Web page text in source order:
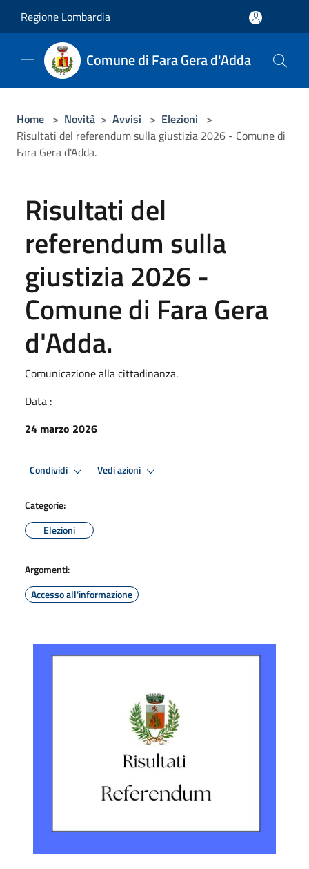
Regione Lombardia
Comune di Fara Gera d'Adda
Home > Novità > Avvisi > Elezioni >
Risultati del referendum sulla giustizia 2026 - Comune di
Fara Gera d'Adda.
Risultati del
referendum sulla
giustizia 2026 -
Comune di Fara Gera
d'Adda.
Comunicazione alla cittadinanza.
Data :
24 marzo 2026
Condividi Vedi azioni
Categorie:
Elezioni
Argomenti:
Accesso all'informazione